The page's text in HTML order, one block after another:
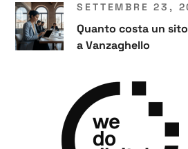
SETTEMBRE 23,
Quanto costa un
a Vanzaghello